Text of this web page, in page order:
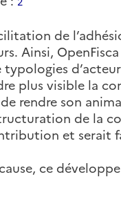
de
Ainsi,
plus visible la
rendre son
de la
et serait
ce